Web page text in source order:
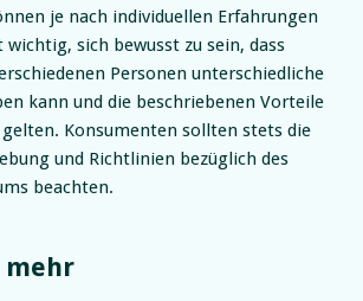
je nach individuellen Erfahrungen
wichtig, sich bewusst zu sein, dass
Personen unterschiedliche
kann und die beschriebenen Vorteile
Konsumenten sollten stets die
und Richtlinien bezüglich des
beachten.
mehr